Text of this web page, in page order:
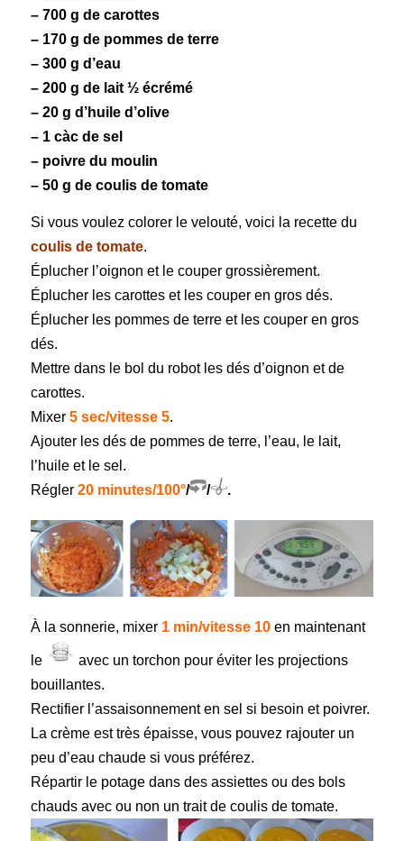
– 700 g de carottes
– 170 g de pommes de terre
– 300 g d’eau
– 200 g de lait½ écrémé
– 20 g d’huile d’olive
– 1 càc de sel
– poivre du moulin
– 50 g de coulis de tomate
Si vous voulez colorer le velouté, voici la recette du
coulis de tomate.
Éplucher l’oignon et le couper grossièrement.
Éplucher les carottes et les couper en gros dés.
Éplucher les pommes de terre et les couper en gros
dés.
Mettre dans le bol du robot les dés d’oignon et de
carottes.
Mixer 5 sec/vitesse 5.
Ajouter les dés de pommes de terre, l’eau, le lait,
l’huile et le sel.
Régler 20 minutes/100°/ / .
À la sonnerie, mixer 1 min/vitesse 10en maintenant
le
avec un torchon pour éviter les projections
bouillantes.
Rectifier l’assaisonnement en sel si besoin et poivrer.
La crème est très épaisse, vous pouvez rajouter un
peu d’eau chaude si vous préférez.
Répartir le potagedans des assiettes ou des bols
chauds avec ou non un trait de coulis de tomate.